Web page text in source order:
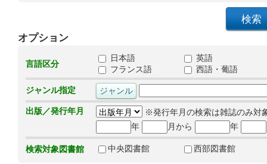
オプション
言語区分
日本語
英語
フランス語
西語・葡語
ジャンル指定
出版／発行年月
※発行年月の検索は雑誌のみ対
年
月から 年
検索対象図書館 中央図書館 西部図書館